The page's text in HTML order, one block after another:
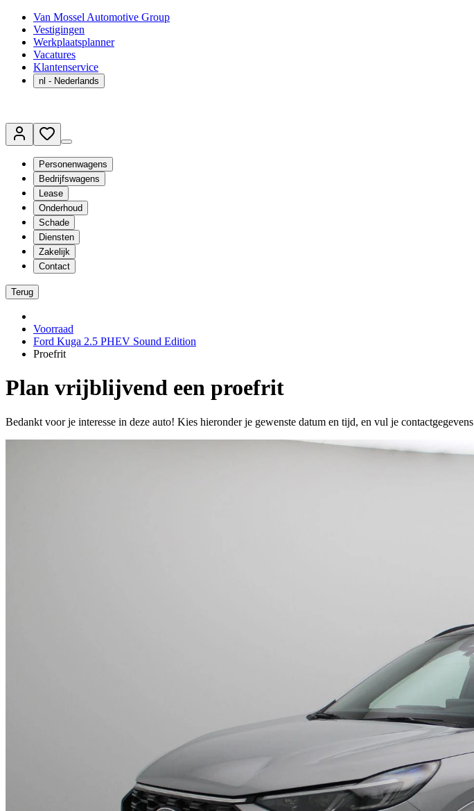
Van Mossel Automotive Group
Vestigingen
Werkplaatsplanner
Vacatures
Klantenservice
nl - Nederlands
Personenwagens
Bedrijfswagens
Lease
Onderhoud
Schade
Diensten
Zakelijk
Contact
Terug
Voorraad
Ford Kuga 2.5 PHEV Sound Edition
Proefrit
Plan vrijblijvend een proefrit
Bedankt voor je interesse in deze auto! Kies hieronder je gewenste datum en tijd, en vul je